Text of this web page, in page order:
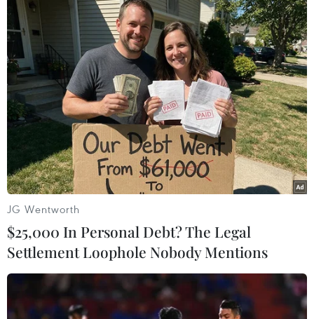
Lợi suất trái phiếu Chính phủ kỳ hạn 10
năm chạm gần đỉnh 14 tháng
23/01/2025 10:52
Thị trường trái phiếu Chính phủ khép lại năm 2024 với
diễn biến đáng chú ý khi lợi suất kỳ hạn 10 năm ghi
nhận mức tăng mạnh vào cuối tháng 12, tiệm cận mức
cao nhất trong 14 tháng.
JG Wentworth
$25,000 In Personal Debt? The Legal
Settlement Loophole Nobody Mentions